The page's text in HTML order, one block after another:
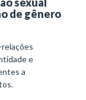
de gênero
e
a